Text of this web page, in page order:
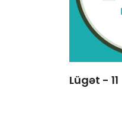
Lügət - 11